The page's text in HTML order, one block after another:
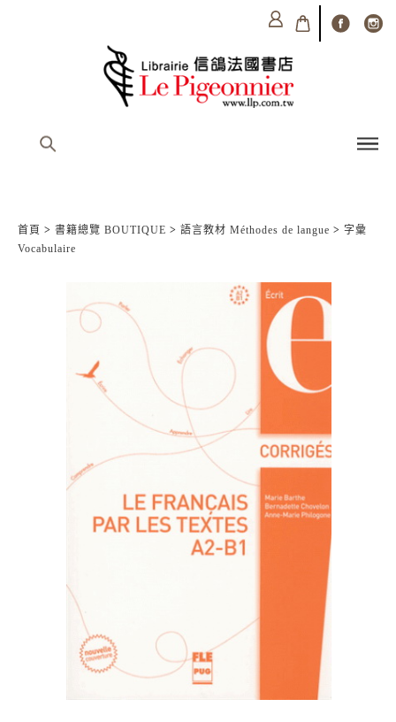
首頁 > 書籍總覽 BOUTIQUE > 語言教材 Méthodes de langue > 字彙
Vocabulaire